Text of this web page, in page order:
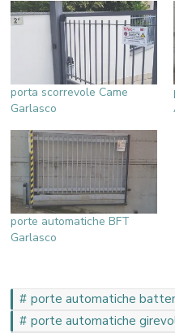
porta scorrevole Came
Garlasco
porte automatiche BFT
Garlasco
porte automatiche
porte automatiche